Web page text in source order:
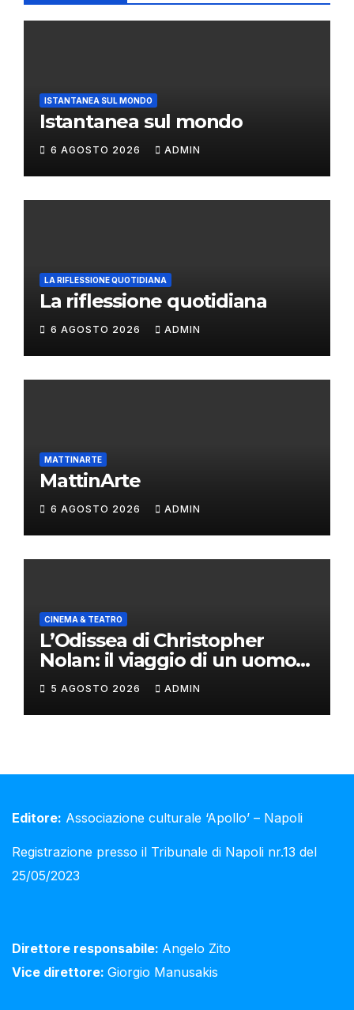
ISTANTANEA SUL MONDO
Istantanea sul mondo
6 AGOSTO 2026 ADMIN
LA RIFLESSIONE QUOTIDIANA
La riflessione quotidiana
6 AGOSTO 2026 ADMIN
MATTINARTE
MattinArte
6 AGOSTO 2026 ADMIN
CINEMA & TEATRO
L’Odissea di Christopher
Nolan: il viaggio di un uomo
oltre il mito
5 AGOSTO 2026 ADMIN
Editore: Associazione culturale ‘Apollo’ – Napoli
Registrazione presso il Tribunale di Napoli nr.13 del
25/05/2023
Direttore responsabile: Angelo Zito
Vice direttore: Giorgio Manusakis